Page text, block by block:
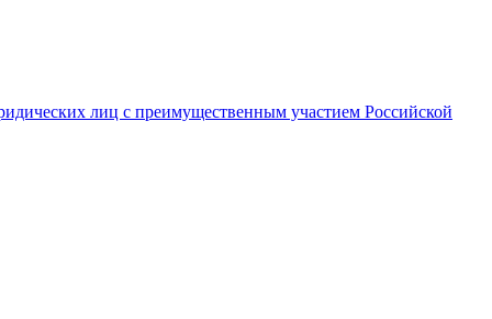
лиц с преимущественным участием Российской